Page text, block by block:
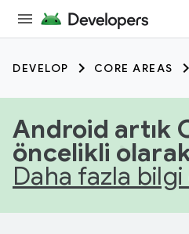
DEVELOP CORE AREAS
Android artık
öncelikli
Daha fazla